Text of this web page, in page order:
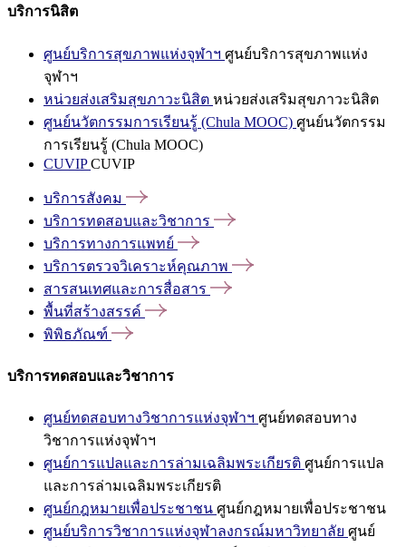
บริการนิสิต
ศูนย์บริการสุขภาพแห่งจุฬาฯ ศูนย์บริการสุขภาพแห่ง
จุฬาฯ
หน่วยส่งเสริมสุขภาวะนิสิต หน่วยส่งเสริมสุขภาวะนิสิต
ศูนย์นวัตกรรมการเรียนรู้ (Chula MOOC) ศูนย์นวัตกรรม
การเรียนรู้ (Chula MOOC)
CUVIPCUVIP
บริการสังคม
บริการทดสอบและวิชาการ
บริการทางการแพทย์
บริการตรวจวิเคราะห์คุณภาพ
สารสนเทศและการสื่อสาร
พื้นที่สร้างสรรค์
พิพิธภัณฑ์
บริการทดสอบและวิชาการ
ศูนย์ทดสอบทางวิชาการแห่งจุฬาฯ ศูนย์ทดสอบทาง
วิชาการแห่งจุฬาฯ
ศูนย์การแปลและการล่ามเฉลิมพระเกียรติ ศูนย์การแปล
และการล่ามเฉลิมพระเกียรติ
ศูนย์กฎหมายเพื่อประชาชน ศูนย์กฎหมายเพื่อประชาชน
ศูนย์บริการวิชาการแห่งจุฬาลงกรณ์มหาวิทยาลัย ศูนย์